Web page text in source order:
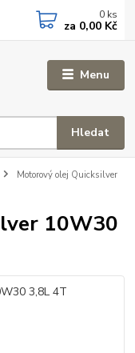
Menu
Hledat
0 ks
za 0,00 Kč
Motorový olej Quicksilver
10W30